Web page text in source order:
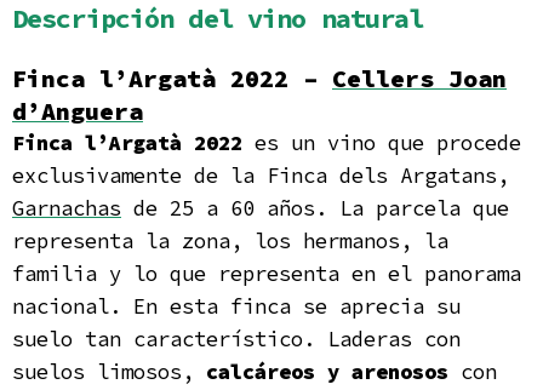
Descripción del vino natural
Finca l’Argatà 2022 – Cellers Joan
d’Anguera
Finca l’Argatà 2022 es un vino que procede
exclusivamente de la Finca dels Argatans,
Garnachas de 25 a 60 años. La parcela que
representa la zona, los hermanos, la
familia y lo que representa en el panorama
nacional. En esta finca se aprecia su
suelo tan característico. Laderas con
suelos limosos, calcáreos y arenosos con